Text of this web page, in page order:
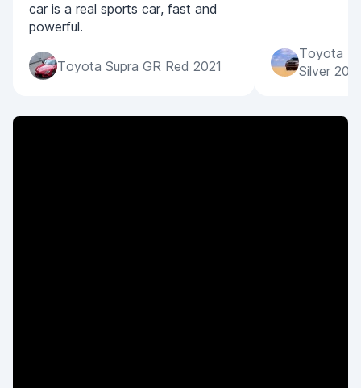
car is a real sports car, fast and
powerful.
Toyota Supra GR Red 2021
Toyota
Silver